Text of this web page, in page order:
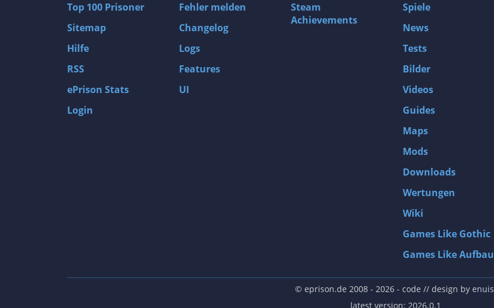
Top 100 Prisoner
Sitemap
Hilfe
RSS
ePrison Stats
Login
Fehler melden
Changelog
Logs
Features
UI
Steam
Achievements
Spiele
News
Tests
Bilder
Videos
Guides
Maps
Mods
Downloads
Wertungen
Wiki
Games Like Gothic
Games Like Aufbau
© eprison.de 2008 - 2026- code // design by enuis
latest version: 2026.0.1